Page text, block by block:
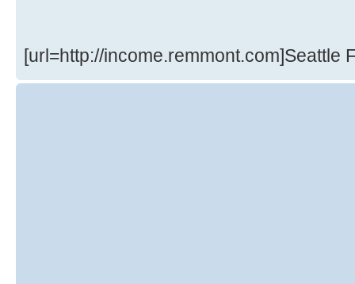
[url=http://income.remmont.com]Seattle